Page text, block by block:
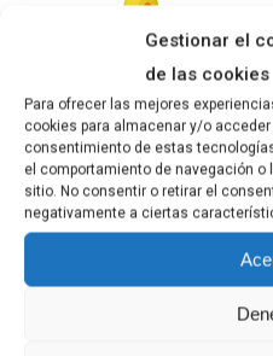
Gestionar el
de las cookies
Para ofrecer las mejores
cookies para almacenar y/o
consentimiento de estas
el comportamiento de navegación
sitio. No consentir o retirar el
negativamente a ciertas
Dégraissant Concentré
au Citron